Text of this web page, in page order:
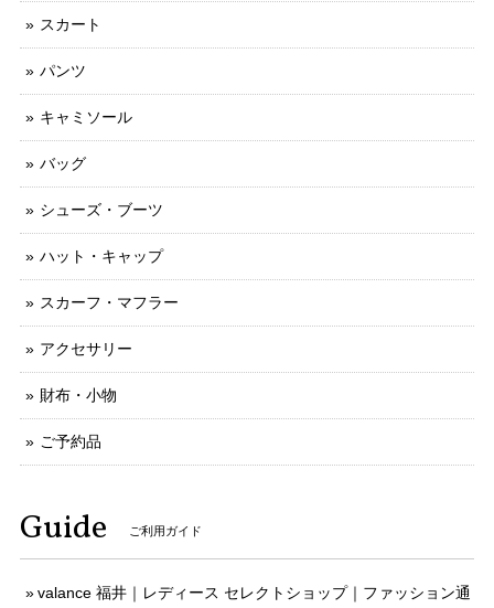
スカート
パンツ
キャミソール
バッグ
シューズ・ブーツ
ハット・キャップ
スカーフ・マフラー
アクセサリー
財布・小物
ご予約品
Guide ご利用ガイド
valance 福井｜レディース セレクトショップ｜ファッション通